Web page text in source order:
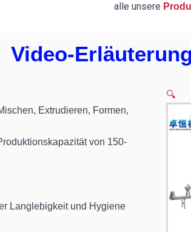
alle unsere
Video-Erläuterung
Extrudieren, Formen,
von 150-
Langlebigkeit und Hygiene
🔍